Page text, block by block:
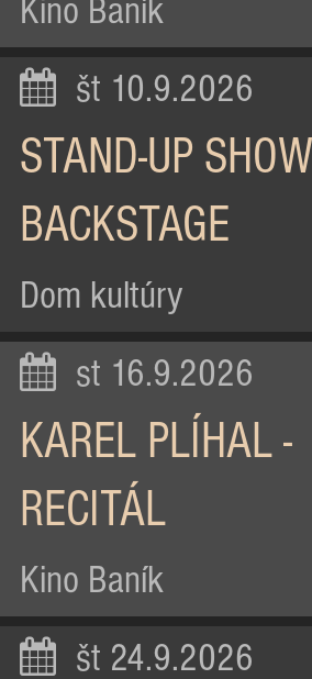
Kino Baník
št 10.9.2026
STAND-UP SHOW
BACKSTAGE
Dom kultúry
st 16.9.2026
KAREL PLÍHAL -
RECITÁL
Kino Baník
št 24.9.2026